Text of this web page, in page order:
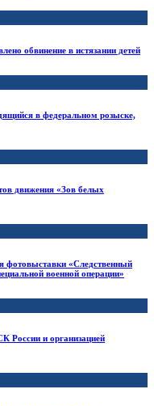
обвинение в истязании детей
в федеральном розыске,
движения «Зов белых
фотовыставки «Следственный
военной операции»
России и организацией